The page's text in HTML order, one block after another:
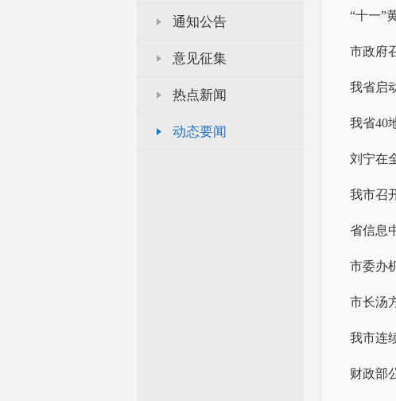
通知公告
意见征集
热点新闻
动态要闻
“十一”
市政府
我省启
我省40
我市召
市委办
市长汤
我市连